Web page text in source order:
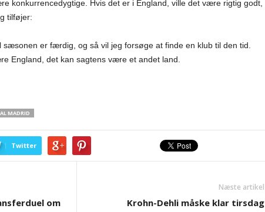
konkurrencedygtige. Hvis det er i England, ville det være rigtig godt,
tilføjer:
sæsonen er færdig, og så vil jeg forsøge at finde en klub til den tid.
England, det kan sagtens være et andet land.
MADRID
Twitter
om
Næste artikel
Krohn-Dehli måske klar tirsdag